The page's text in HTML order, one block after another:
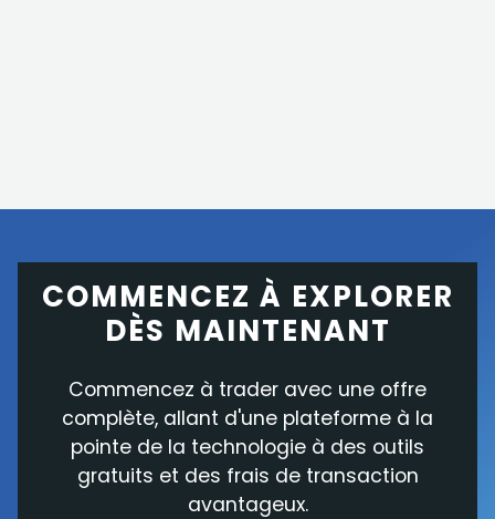
COMMENCEZ À EXPLORER
DÈS MAINTENANT
Commencez à trader avec une offre
complète, allant d'une plateforme à la
pointe de la technologie à des outils
gratuits et des frais de transaction
avantageux.